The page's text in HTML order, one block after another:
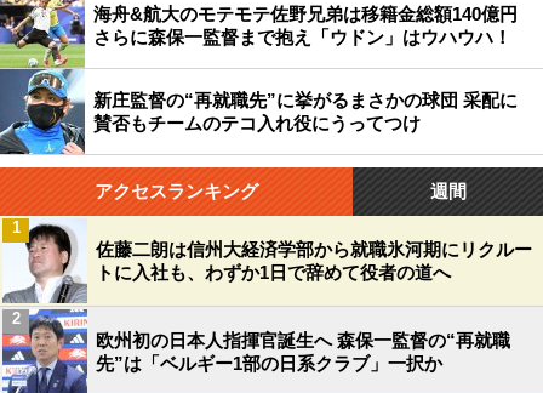
海舟&航大のモテモテ佐野兄弟は移籍金総額140億円
さらに森保一監督まで抱え「ウドン」はウハウハ！
新庄監督の“再就職先”に挙がるまさかの球団 采配に
賛否もチームのテコ入れ役にうってつけ
アクセスランキング 週間
佐藤二朗は信州大経済学部から就職氷河期にリクルー
トに入社も、わずか1日で辞めて役者の道へ
1
欧州初の日本人指揮官誕生へ 森保一監督の“再就職
先”は「ベルギー1部の日系クラブ」一択か
2